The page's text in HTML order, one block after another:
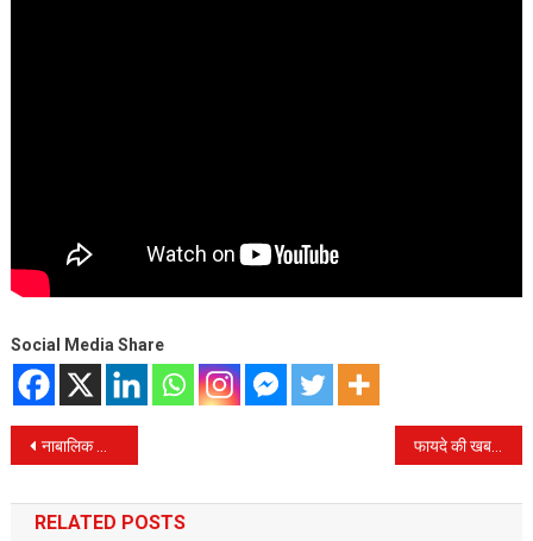
Social Media Share
Post
navigation
नाबालिक छात्राओं से छेड़छाड़ के आरोपी शिक्षक को पुलिस ने किया गिरफ्तार। फायदे की खबर, Paytm या GPay से गलत व्यक्ति को हो गया है पेमेंट, RBI ने बताया पैसा वापस पाने का तरीक
RELATED POSTS